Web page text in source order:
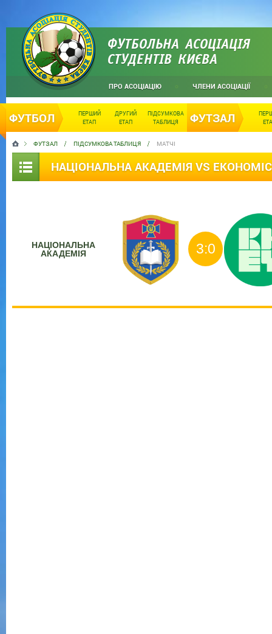
ФУТБОЛЬНА АСОЦІАЦІЯ
СТУДЕНТІВ КИЄВА
ПРО АСОЦІАЦІЮ ЧЛЕНИ АСОЦІАЦІЇ
ФУТБОЛ
ПЕРШИЙ
ЕТАП
ДРУГИЙ
ЕТАП
ПІДСУМКОВА
ТАБЛИЦЯ
ФУТЗАЛ
ФУТЗАЛ ПІДСУМКОВА ТАБЛИЦЯ МАТЧІ
НАЦІОНАЛЬНА АКАДЕМІЯ VS
НАЦІОНАЛЬНА
АКАДЕМІЯ
3:0